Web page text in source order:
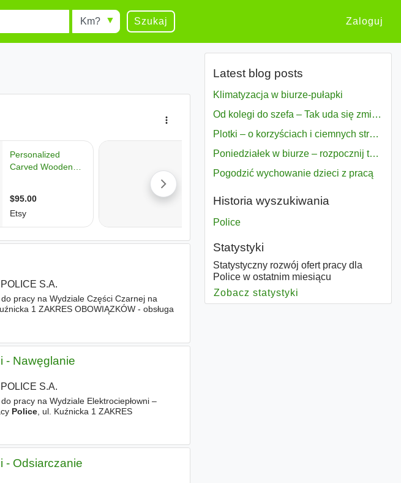
Radius Szukaj Zaloguj
S.A.
pracy na Wydziale Części Czarnej na
1 ZAKRES OBOWIĄZKÓW - obsługa
- Nawęglanie
S.A.
pracy na Wydziale Elektrociepłowni –
Police, ul. Kuźnicka 1 ZAKRES
- Odsiarczanie
Latest blog posts
Klimatyzacja w biurze-pułapki
Od kolegi do szefa – Tak uda się zmiana bezproblemowo
Plotki – o korzyściach i ciemnych stronach
Poniedziałek w biurze – rozpocznij tydzień w pełni zmotywowany
Pogodzić wychowanie dzieci z pracą
Historia wyszukiwania
Police
Statystyki
Statystyczny rozwój ofert pracy dla
Police w ostatnim miesiącu
Zobacz statystyki